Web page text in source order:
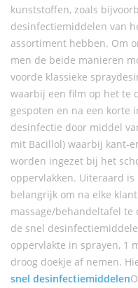
kunststoffen, zoals
desinfectiemiddelen van
assortiment hebben. Om
men de beide manieren
voorde klassieke
waarbij een film op het te
gespoten en na een korte
desinfectie door middel
mit Bacillol) waarbij kant-
worden ingezet bij het
oppervlakken. Uiteraard
belangrijk om na elke
massage/behandeltafel
de snel
oppervlakte in sprayen, 1
droog doekje af nemen.
snel desinfectiemiddelen